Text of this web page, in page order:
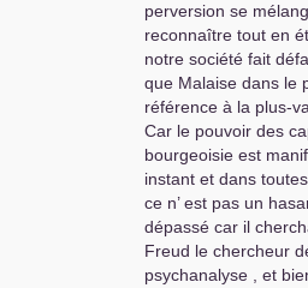
perversion se
reconnaître tout en
notre société fait
que Malaise dans le
référence à la plus-
Car le pouvoir des
bourgeoisie est
instant et dans
ce n’ est pas un
dépassé car il
Freud le chercheur
psychanalyse , et